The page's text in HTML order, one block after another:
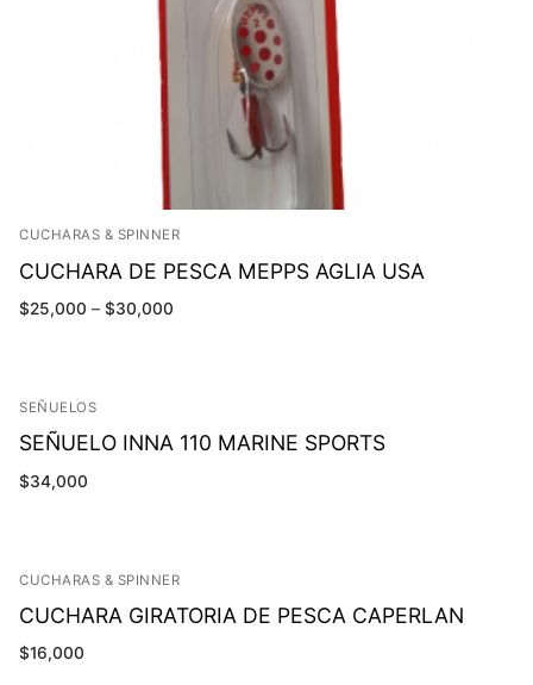
CUCHARAS & SPINNER
CUCHARA DE PESCA MEPPS AGLIA USA
$25,000 – $30,000
SEÑUELOS
SEÑUELO INNA 110 MARINE SPORTS
$34,000
CUCHARAS & SPINNER
CUCHARA GIRATORIA DE PESCA CAPERLAN
$16,000